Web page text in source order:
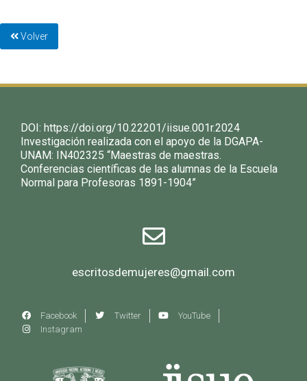
Volver
DOI: https://doi.org/10.22201/iisue.001r.2024
Investigación realizada con el apoyo de la DGAPA-
UNAM: IN402325 “Maestras de maestras.
Conferencias científicas de las alumnas de la Escuela
Normal para Profesoras 1891-1904”
escritosdemujeres@gmail.com
Facebook Twitter
YouTube
Instagram